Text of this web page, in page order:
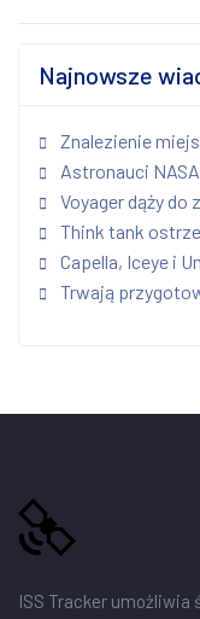
Najnowsze
Znalezienie
Astronauci
Voyager dąży do
Think tank
Capella, Iceye i
Trwają
ISS Tracker